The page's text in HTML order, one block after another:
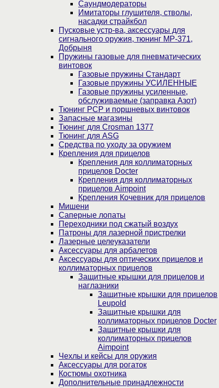
Саундмодераторы
Имитаторы глушителя, стволы,
насадки страйкбол
Пусковые устр-ва, аксессуары для
сигнального оружия, тюнинг МР-371,
Добрыня
Пружины газовые для пневматических
винтовок
Газовые пружины Стандарт
Газовые пружины УСИЛЕННЫЕ
Газовые пружины усиленные,
обслуживаемые (заправка Азот)
Тюнинг PCP и поршневых винтовок
Запасные магазины
Тюнинг для Crosman 1377
Тюнинг для ASG
Средства по уходу за оружием
Крепления для прицелов
Крепления для коллиматорных
прицелов Docter
Крепления для коллиматорных
прицелов Aimpoint
Крепления Кочевник для прицелов
Мишени
Саперные лопаты
Переходники под сжатый воздух
Патроны для лазерной пристрелки
Лазерные целеуказатели
Аксессуары для арбалетов
Аксессуары для оптических прицелов и
коллиматорных прицелов
Защитные крышки для прицелов и
наглазники
Защитные крышки для прицелов
Leupold
Защитные крышки для
коллиматорных прицелов Docter
Защитные крышки для
коллиматорных прицелов
Aimpoint
Чехлы и кейсы для оружия
Аксессуары для рогаток
Костюмы охотника
Дополнительные принадлежности